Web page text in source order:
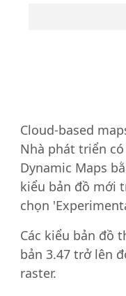
Cloud-based
Nhà phát triển
Dynamic Maps
kiểu bản đồ mới
chọn
Các kiểu bản đồ
bản 3.47 trở lên
raster.